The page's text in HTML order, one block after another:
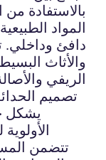
بالاستفادة
المواد
دافئ وداخلي.
والأثاث
الريفي
تصميم
يشكل
تتضمن